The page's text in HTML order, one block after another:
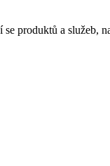
produktů a služeb,